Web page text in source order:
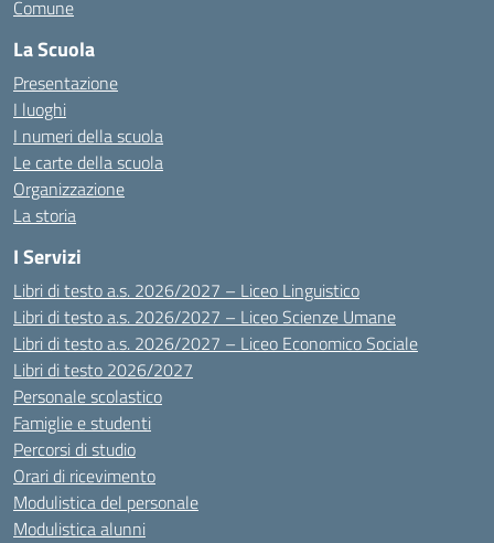
Comune
La Scuola
Presentazione
I luoghi
I numeri della scuola
Le carte della scuola
Organizzazione
La storia
I Servizi
Libri di testo a.s. 2026/2027 – Liceo Linguistico
Libri di testo a.s. 2026/2027 – Liceo Scienze Umane
Libri di testo a.s. 2026/2027 – Liceo Economico Sociale
Libri di testo 2026/2027
Personale scolastico
Famiglie e studenti
Percorsi di studio
Orari di ricevimento
Modulistica del personale
Modulistica alunni